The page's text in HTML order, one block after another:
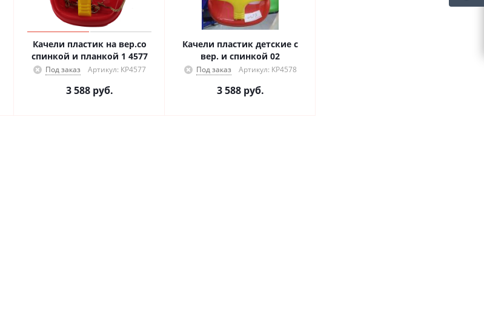
Качели пластик на вер.со
спинкой и планкой 1 4577
Под заказ Артикул: КР4577
3 588руб.
Качели пластик детские с
вер. и спинкой 02
Под заказ Артикул: КР4578
3 588руб.